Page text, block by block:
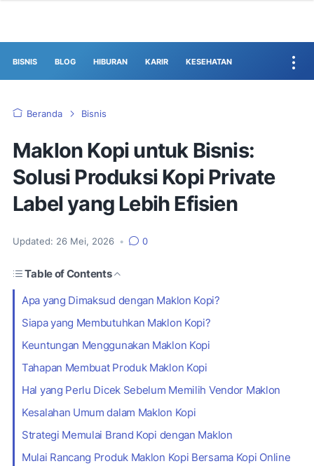
BISNIS BLOG HIBURAN KARIR KESEHATAN
Beranda Bisnis
Maklon Kopi untuk Bisnis:
Solusi Produksi Kopi Private
Label yang Lebih Efisien
Updated: 26 Mei, 2026 • 0
Table of Contents
Apa yang Dimaksud dengan Maklon Kopi?
Siapa yang Membutuhkan Maklon Kopi?
Keuntungan Menggunakan Maklon Kopi
Tahapan Membuat Produk Maklon Kopi
Hal yang Perlu Dicek Sebelum Memilih Vendor Maklon
Kesalahan Umum dalam Maklon Kopi
Strategi Memulai Brand Kopi dengan Maklon
Mulai Rancang Produk Maklon Kopi Bersama Kopi Online